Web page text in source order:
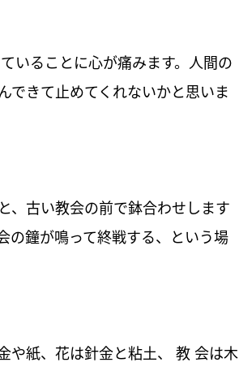
いることに心が痛みます。人間の
できて止めてくれないかと思いま
、古い教会の前で鉢合わせします
の鐘が鳴って終戦する、という場
や紙、花は針金と粘土、 教 会は木